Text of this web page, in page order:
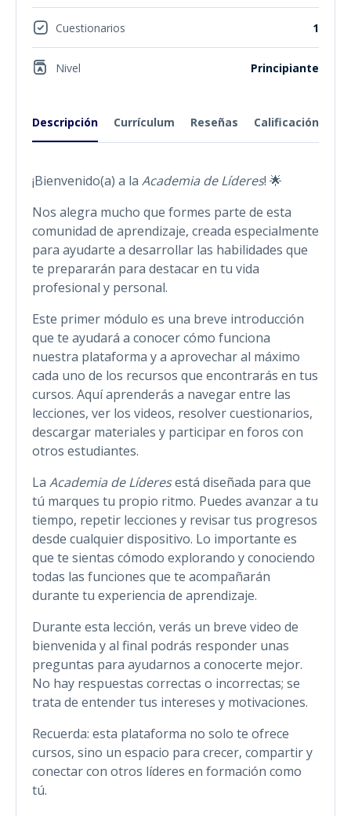
Descripción Currículum Reseñas Calificación
¡Bienvenido(a) a la Academia de Líderes! 🌟
Nos alegra mucho que formes parte de esta
comunidad de aprendizaje, creada especialmente
para ayudarte a desarrollar las habilidades que
te prepararán para destacar en tu vida
profesional y personal.
Este primer módulo es una breve introducción
que te ayudará a conocer cómo funciona
nuestra plataforma y a aprovechar al máximo
cada uno de los recursos que encontrarás en tus
cursos. Aquí aprenderás a navegar entre las
lecciones, ver los videos, resolver cuestionarios,
descargar materiales y participar en foros con
otros estudiantes.
La Academia de Líderesestá diseñada para que
tú marques tu propio ritmo. Puedes avanzar a tu
tiempo, repetir lecciones y revisar tus progresos
desde cualquier dispositivo. Lo importante es
que te sientas cómodo explorando y conociendo
todas las funciones que te acompañarán
durante tu experiencia de aprendizaje.
Durante esta lección, verás un breve video de
bienvenida y al final podrás responder unas
preguntas para ayudarnos a conocerte mejor.
No hay respuestas correctas o incorrectas; se
trata de entender tus intereses y motivaciones.
Recuerda: esta plataforma no solo te ofrece
cursos, sino un espacio para crecer, compartir y
conectar con otros líderes en formación como
tú.
Cuestionarios 1
Nivel Principiante